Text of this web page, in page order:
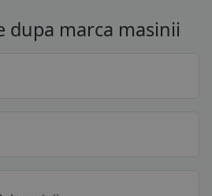
dupa marca masinii